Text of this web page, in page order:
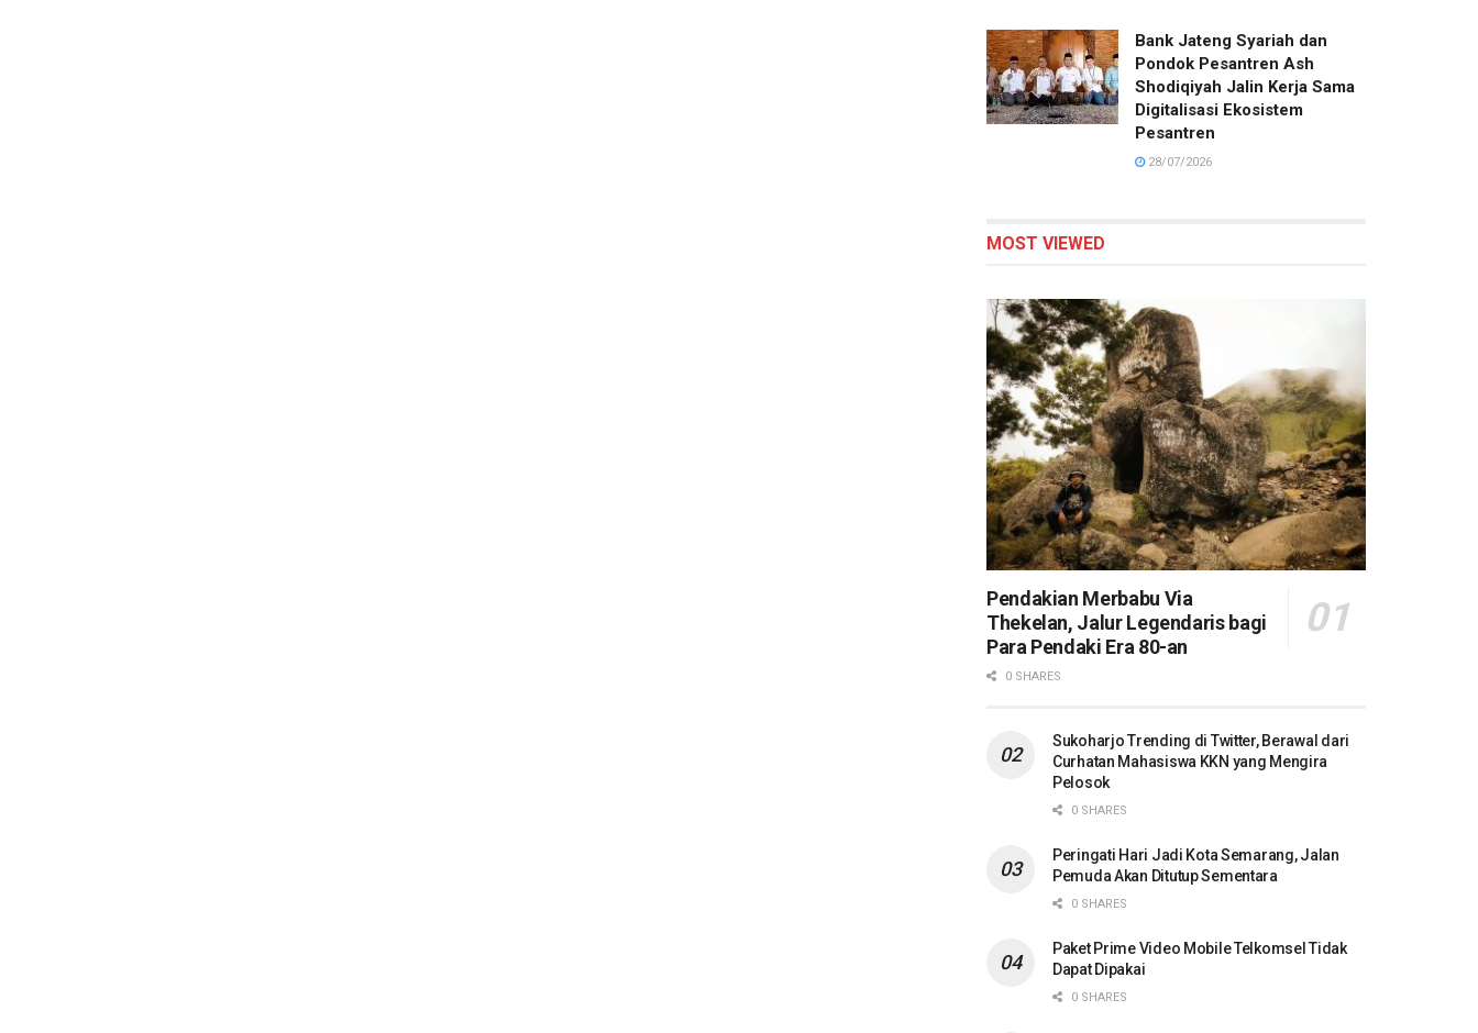
Bank Jateng Syariah dan
Pondok Pesantren Ash
Shodiqiyah Jalin Kerja Sama
Digitalisasi Ekosistem
Pesantren
28/07/2026
MOST VIEWED
Pendakian Merbabu Via
Thekelan, Jalur Legendaris bagi
Para Pendaki Era 80-an
0 SHARES
Sukoharjo Trending di Twitter, Berawal dari
Curhatan Mahasiswa KKN yang Mengira
Pelosok
0 SHARES
Peringati Hari Jadi Kota Semarang, Jalan
Pemuda Akan Ditutup Sementara
0 SHARES
Paket Prime Video Mobile Telkomsel Tidak
Dapat Dipakai
0 SHARES